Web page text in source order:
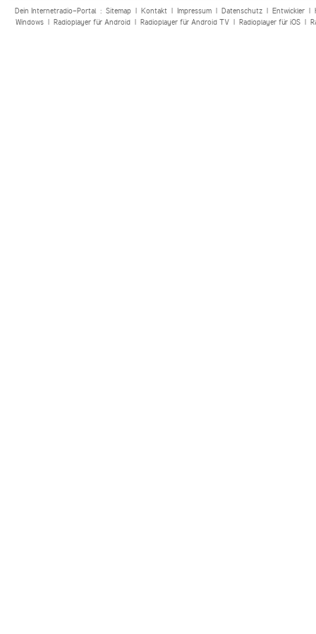
Dein Internetradio-Portal : Sitemap| Kontakt| Impressum| Datenschutz| Entwickler|
Windows| Radioplayer für Android| Radioplayer für Android TV| Radioplayer für iOS|